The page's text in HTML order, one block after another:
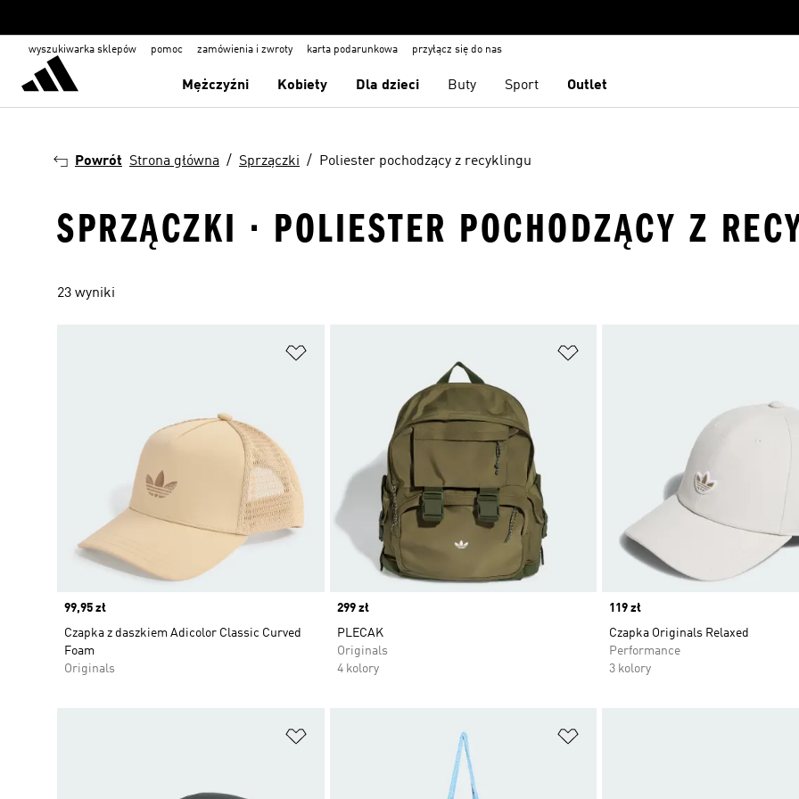
wyszukiwarka sklepów pomoc zamówienia i zwroty karta podarunkowa przyłącz się do nas
Mężczyźni Kobiety Dla dzieci Buty Sport Outlet
Powrót Strona główna Sprzączki Poliester pochodzący z recyklingu
SPRZĄCZKI · POLIESTER POCHODZĄCY Z
23 wyniki
Price
99,95 zł
Czapka z daszkiem Adicolor Classic Curved
Foam
Originals
Price
299 zł
PLECAK
Originals
4 kolory
Price
119 zł
Czapka Originals Relaxed
Performance
3 kolory